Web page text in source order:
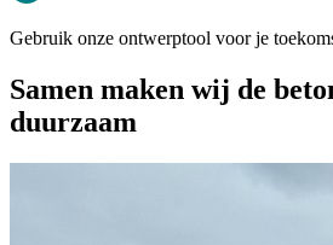
Gebruik onze ontwerptool voor je
Samen maken wij de
duurzaam